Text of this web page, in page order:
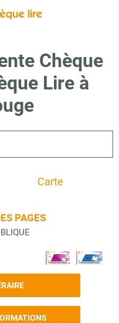
Chèque
Lire à
Carte
PAGES